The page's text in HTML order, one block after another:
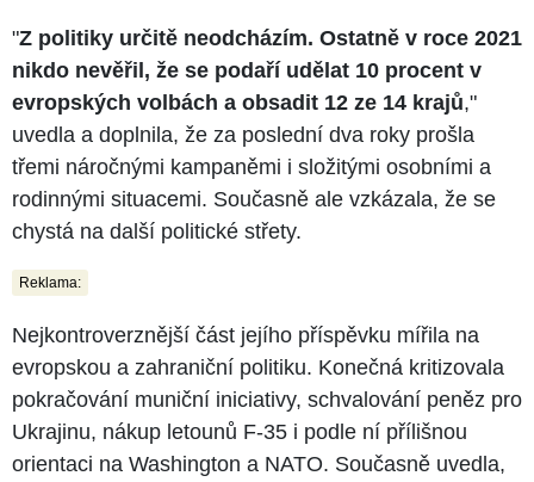
"Z politiky určitě neodcházím. Ostatně v roce 2021
nikdo nevěřil, že se podaří udělat 10 procent v
evropských volbách a obsadit 12 ze 14 krajů,"
uvedla a doplnila, že za poslední dva roky prošla
třemi náročnými kampaněmi i složitými osobními a
rodinnými situacemi. Současně ale vzkázala, že se
chystá na další politické střety.
Reklama:
Nejkontroverznější část jejího příspěvku mířila na
evropskou a zahraniční politiku. Konečná kritizovala
pokračování muniční iniciativy, schvalování peněz pro
Ukrajinu, nákup letounů F-35 i podle ní přílišnou
orientaci na Washington a NATO. Současně uvedla,